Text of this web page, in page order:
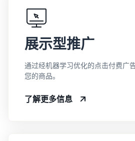
展示型推广
通过经机器学习优化的点击付费广
您的商品。
了解更多信息